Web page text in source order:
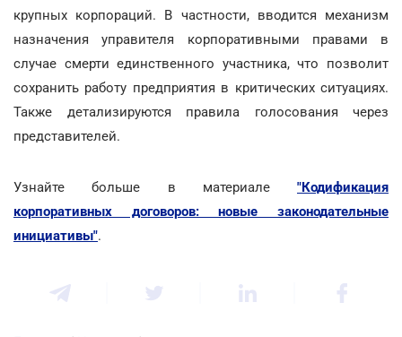
крупных корпораций. В частности, вводится механизм
назначения управителя корпоративными правами в
случае смерти единственного участника, что позволит
сохранить работу предприятия в критических ситуациях.
Также детализируются правила голосования через
представителей.
Узнайте больше в материале "Кодификация
корпоративных договоров: новые законодательные
инициативы".